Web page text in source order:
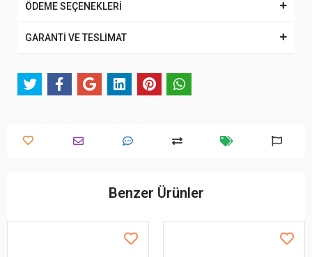
ÖDEME SEÇENEKLERİ
GARANTİ VE TESLİMAT
Benzer Ürünler